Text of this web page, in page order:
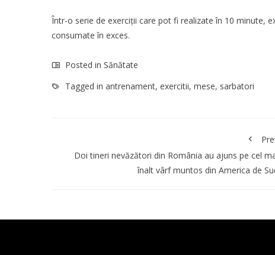
Într-o serie de exerciții care pot fi realizate în 10 minute,
consumate în exces.
Posted in Sănătate
Tagged in antrenament, exercitii, mese, sarbatori
Doi tineri nevăzători din România au ajuns pe cel
înalt vârf muntos din America de